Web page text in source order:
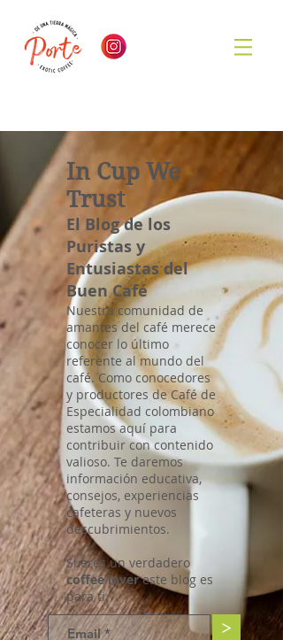
In Cup We
Trust
El Blog de los
Puristas y
Entusiastas del
Buen Café
Nuestra comunidad de
amantes del café merece
conocer lo último
referente al mundo del
café. Como conocedores
y productores de Café de
Especialidad colombiano
estamos aquí para
contribuir con contenido
valioso. Te daremos
información educativa,
consejos, experiencias
cafeteras y nuevos
descubrimientos.
Si eres un verdadero
coffee lovereste blog es
para ti.
>